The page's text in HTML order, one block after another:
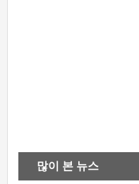
많이 본 뉴스